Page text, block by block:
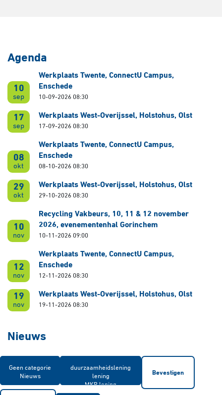
Nieuws
Bevestigen
Agenda
10
sep
Werkplaats Twente, ConnectU Campus,
Enschede
10-09-2026 08:30
17
sep
Werkplaats West-Overijssel, Holstohus, Olst
17-09-2026 08:30
08
okt
Werkplaats Twente, ConnectU Campus,
Enschede
08-10-2026 08:30
29
okt
Werkplaats West-Overijssel, Holstohus, Olst
29-10-2026 08:30
10
nov
Recycling Vakbeurs, 10, 11 & 12 november
2026, evenementenhal Gorinchem
10-11-2026 09:00
12
nov
Werkplaats Twente, ConnectU Campus,
Enschede
12-11-2026 08:30
19
nov
Werkplaats West-Overijssel, Holstohus, Olst
19-11-2026 08:30